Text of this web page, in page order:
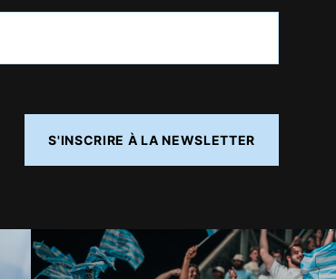
S'INSCRIRE À LA NEWSLETTER